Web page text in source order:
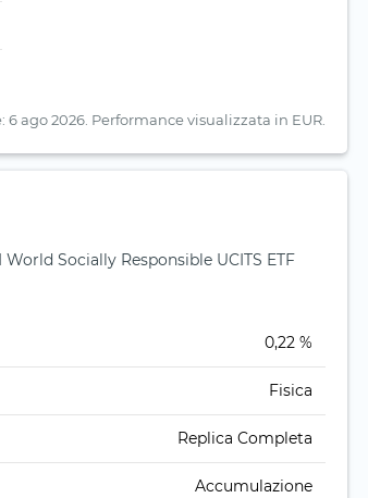
6 ago 2026. Performance visualizzata in EUR.
Socially Responsible UCITS ETF
0,22 %
Fisica
Replica Completa
Accumulazione